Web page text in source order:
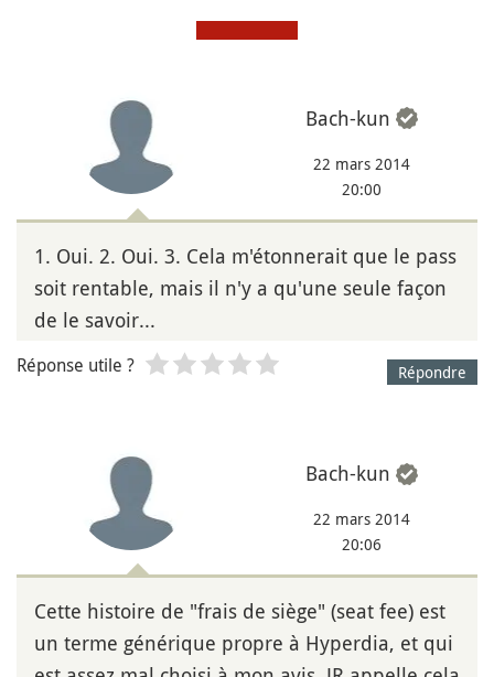
Bach-kun
22 mars 2014
20:00
1. Oui. 2. Oui. 3. Cela m'étonnerait que le pass
soit rentable, mais il n'y a qu'une seule façon
de le savoir...
Répondre
Réponse utile ?
Bach-kun
22 mars 2014
20:06
Cette histoire de "frais de siège" (seat fee) est
un terme générique propre à Hyperdia, et qui